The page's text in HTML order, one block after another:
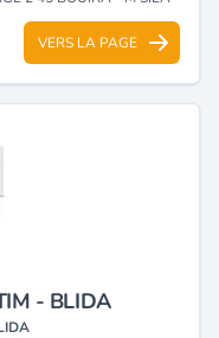
VERS LA PAGE
- BLIDA